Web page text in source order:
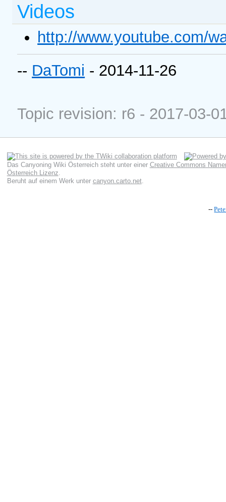
Videos
http://www.youtube.com/
-- DaTomi - 2014-11-26
Topic revision: r6 - 2017-03-
Das Canyoning Wiki Österreichsteht unter einer Creative Commons
Österreich Lizenz.
Beruht auf einem Werk unter canyon.carto.net.
--